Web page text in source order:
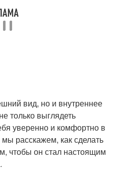
вид, но и внутреннее
только выглядеть
уверенно и комфортно в
расскажем, как сделать
чтобы он стал настоящим